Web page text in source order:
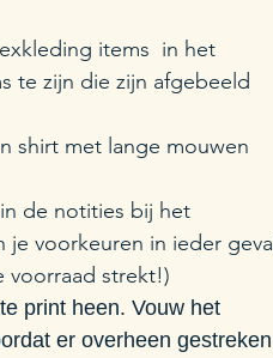
items in het
te zijn die zijn afgebeeld
shirt met lange mouwen
de notities bij het
je voorkeuren in ieder geval
voorraad strekt!)
print heen. Vouw het
er overheen gestreken